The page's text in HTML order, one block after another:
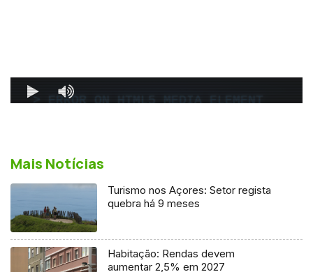
Mais Notícias
Turismo nos Açores: Setor regista
quebra há 9 meses
Habitação: Rendas devem
aumentar 2,5% em 2027